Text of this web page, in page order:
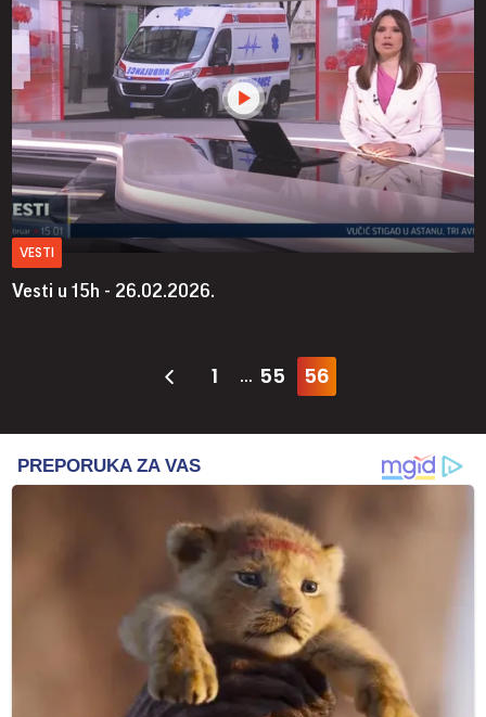
VESTI
Vesti u 15h - 26.02.2026.
1 ... 55 56